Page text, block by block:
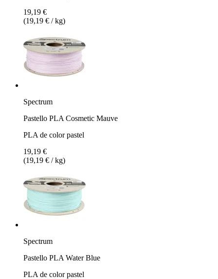
19,19 €
(19,19 € / kg)
Spectrum
Pastello PLA Cosmetic Mauve
PLA de color pastel
19,19 €
(19,19 € / kg)
Spectrum
Pastello PLA Water Blue
PLA de color pastel